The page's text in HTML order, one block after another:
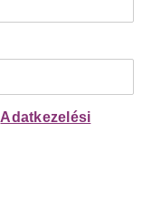
Adatkezelési